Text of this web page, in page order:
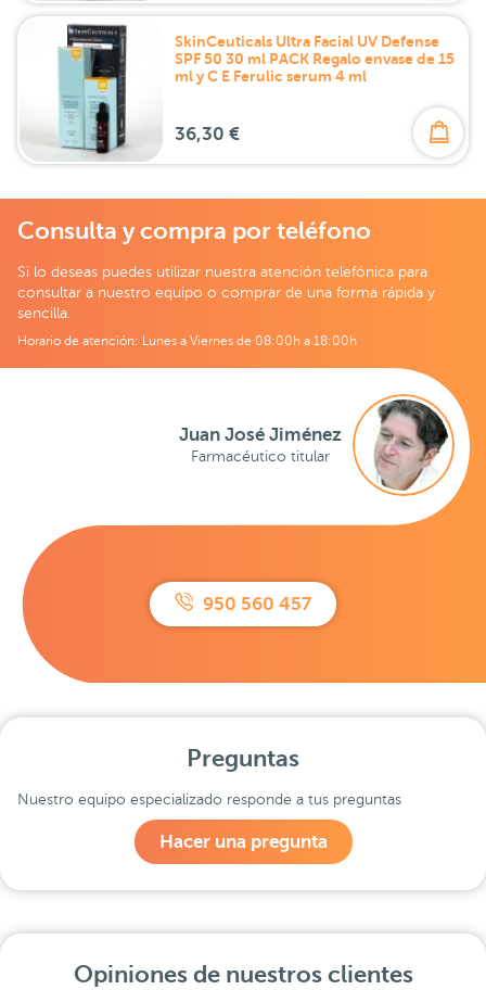
SkinCeuticals Ultra Facial UV Defense
SPF 50 30 ml PACK Regalo envase de 15
ml y C E Ferulic serum 4 ml
36,30 €
Consulta y compra por teléfono
Si lo deseas puedes utilizar nuestra atención telefónica para
consultar a nuestro equipo o comprar de una forma rápida y
sencilla.
Horario de atención: Lunes a Viernes de 08:00h a 18:00h
950 560 457
Juan José Jiménez
Farmacéutico titular
Preguntas
Nuestro equipo especializado responde a tus preguntas
Hacer una pregunta
Opiniones de nuestros clientes